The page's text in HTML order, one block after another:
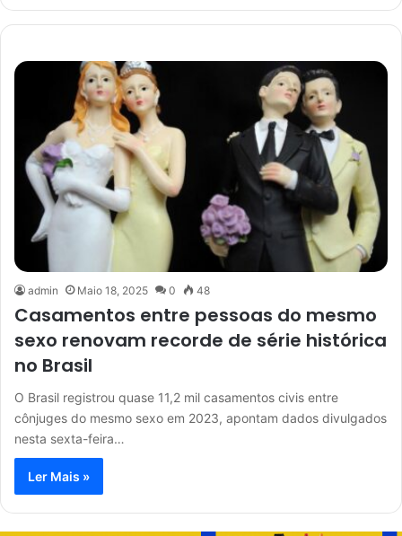
admin Maio 18, 2025 0 48
Casamentos entre pessoas do mesmo
sexo renovam recorde de série histórica
no Brasil
O Brasil registrou quase 11,2 mil casamentos civis entre
cônjuges do mesmo sexo em 2023, apontam dados divulgados
nesta sexta-feira…
Ler Mais »